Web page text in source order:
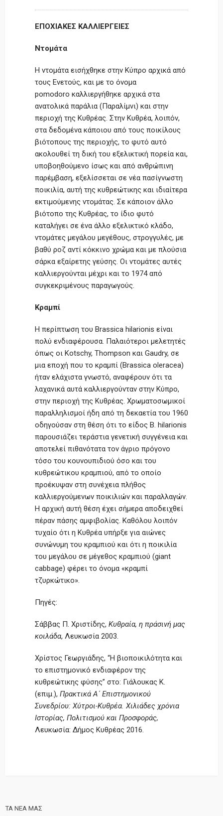
ΕΠΟΧΙΑΚΕΣ ΚΑΛΛΙΕΡΓΕΙΕΣ
Ντομάτα
Η ντομάτα εισήχθηκε στην Κύπρο αρχικά από
τους Ενετούς, και με το όνομα
pomodoro καλλιεργήθηκε αρχικά στα
ανατολικά παράλια (Παραλίμνι) και στην
περιοχή της Κυθρέας. Στην Κυθρέα, λοιπόν,
στα δεδομένα κάποιου από τους ποικίλους
βιότοπους της περιοχής, το φυτό αυτό
ακολουθεί τη δική του εξελικτική πορεία και,
υποβοηθούμενο ίσως και από ανθρώπινη
παρέμβαση, εξελίσσεται σε νέα πασίγνωστη
ποικιλία, αυτή της κυθρεώτικης και ιδιαίτερα
εκτιμούμενης ντομάτας. Σε κάποιον άλλο
βιότοπο της Κυθρέας, το ίδιο φυτό
καταλήγει σε ένα άλλο εξελικτικό κλάδο,
ντομάτες μεγάλου μεγέθους, στρογγυλές, με
βαθύ ροζ αντί κόκκινο χρώμα και με πλούσια
σάρκα εξαίρετης γεύσης. Οι ντομάτες αυτές
καλλιεργούνται μέχρι και το 1974 από
συγκεκριμένους παραγωγούς.
Κραμπί
Η περίπτωση του Brassica hilarionis είναι
πολύ ενδιαφέρουσα. Παλαιότεροι μελετητές
όπως οι Kotschy, Thompson και Gaudry, σε
μια εποχή που το κραμπί (Brassica oleracea)
ήταν ελάχιστα γνωστό, αναφέρουν ότι τα
λαχανικά αυτά καλλιεργούνταν στην Κύπρο,
στην περιοχή της Κυθρέας. Χρωματοσωμικοί
παραλληλισμοί ήδη από τη δεκαετία του 1960
οδηγούσαν στη θέση ότι το είδος B. hilarionis
παρουσιάζει τεράστια γενετική συγγένεια και
αποτελεί πιθανότατα τον άγριο πρόγονο
τόσο του κουνουπιδιού όσο και του
κυθρεώτικου κραμπιού, από το οποίο
προέκυψαν στη συνέχεια πλήθος
καλλιεργούμενων ποικιλιών και παραλλαγών.
Η αρχική αυτή θέση έχει σήμερα αποδειχθεί
πέραν πάσης αμφιβολίας. Καθόλου λοιπόν
τυχαίο ότι η Κυθρέα υπήρξε για αιώνες
συνώνυμη του κραμπιού και ότι η ποικιλία
του μεγάλου σε μέγεθος κραμπιού (giant
cabbage) φέρει το όνομα «κραμπί
τζυρκώτικο».
Πηγές:
Σάββας Π. Χριστίδης, Κυθραία, η πράσινή μας
κοιλάδα, Λευκωσία 2003.
Χρίστος Γεωργιάδης, “Η βιοποικιλότητα και
το επιστημονικό ενδιαφέρον της
κυθρεώτικης φύσης” στο: Γιάλουκας Κ.
(επιμ.), Πρακτικά Α΄ Επιστημονικού
Συνεδρίου: Χύτροι-Κυθρέα. Χιλιάδες χρόνια
Ιστορίας, Πολιτισμού και Προσφοράς,
Λευκωσία: Δήμος Κυθρέας 2016.
ΤΑ ΝΕΑ ΜΑΣ